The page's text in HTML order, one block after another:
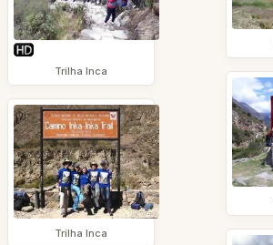
Trilha Inca
Trilha Inca